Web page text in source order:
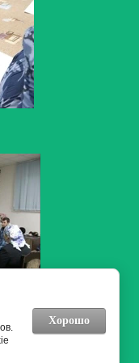
Хорошо